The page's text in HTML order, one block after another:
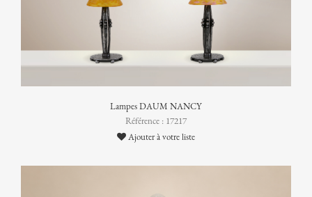
Lampes DAUM NANCY
Référence : 17217
Ajouter à votre liste